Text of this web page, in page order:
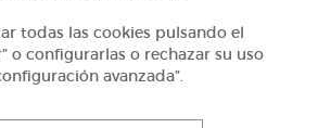
Primaria (7-8 años)
todas las cookies pulsando el
o configurarlas o rechazar su uso
avanzada”.